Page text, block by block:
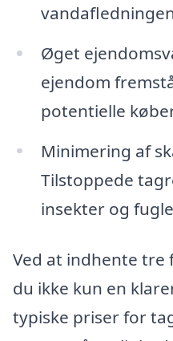
Øget
ejendom
potentielle
Minimering af
Tilstoppede
insekter og
Ved at indhente
du ikke kun en
typiske priser for